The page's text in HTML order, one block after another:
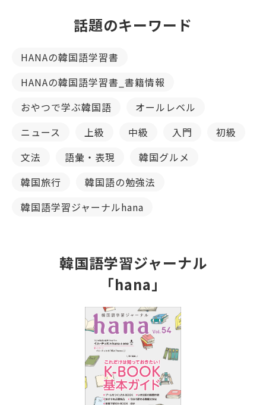
話題のキーワード
HANAの韓国語学習書
HANAの韓国語学習書_書籍情報
おやつで学ぶ韓国語
オールレベル
ニュース
上級 中級 入門
初級
文法
語彙・表現
韓国グルメ
韓国旅行
韓国語の勉強法
韓国語学習ジャーナルhana
韓国語学習ジャーナル
「hana」